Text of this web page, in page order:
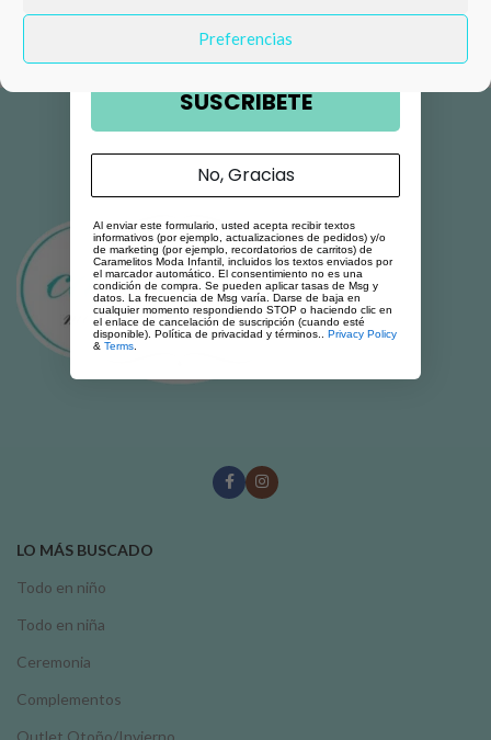
Preferencias
LO MÁS BUSCADO
Todo en niño
Todo en niña
Ceremonia
Complementos
Outlet Otoño/Invierno
Email
SUSCRIBETE
No, Gracias
Al enviar este formulario, usted acepta recibir textos
informativos (por ejemplo, actualizaciones de pedidos) y/o
de marketing (por ejemplo, recordatorios de carritos) de
Caramelitos Moda Infantil, incluidos los textos enviados por
el marcador automático. El consentimiento no es una
condición de compra. Se pueden aplicar tasas de Msg y
datos. La frecuencia de Msg varía. Darse de baja en
cualquier momento respondiendo STOP o haciendo clic en
el enlace de cancelación de suscripción (cuando esté
disponible). Política de privacidad y términos.. Privacy Policy
& Terms